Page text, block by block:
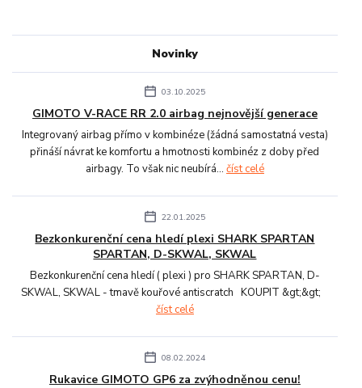
Novinky
03.10.2025
GIMOTO V-RACE RR 2.0 airbag nejnovější generace
Integrovaný airbag přímo v kombinéze (žádná samostatná vesta)
přináší návrat ke komfortu a hmotnosti kombinéz z doby před
airbagy. To však nic neubírá... číst celé
22.01.2025
Bezkonkurenční cena hledí plexi SHARK SPARTAN
SPARTAN, D-SKWAL, SKWAL
Bezkonkurenční cena hledí ( plexi ) pro SHARK SPARTAN, D-
SKWAL, SKWAL - tmavě kouřové antiscratch KOUPIT &gt;&gt;
číst celé
08.02.2024
Rukavice GIMOTO GP6 za zvýhodněnou cenu!